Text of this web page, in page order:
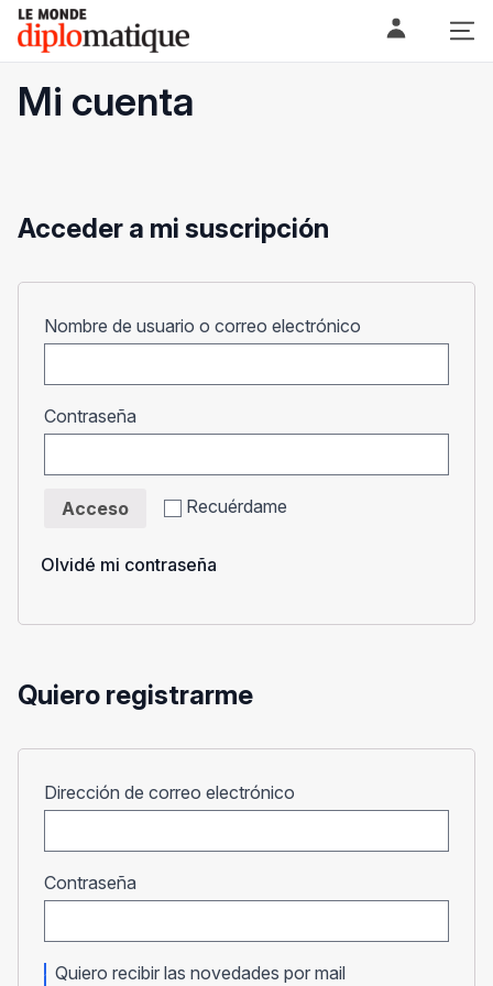
Skip
content
Le monde diplomatique
Mi cuenta
Acceder a mi suscripción
Nombre de usuario o correo electrónico
Contraseña
Recuérdame
Acceso
Olvidé mi contraseña
Quiero registrarme
Dirección de correo electrónico
Contraseña
Quiero recibir las novedades por mail